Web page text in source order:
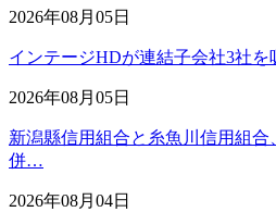
2026年08月05日
インテージHDが連結子会社3社を
2026年08月05日
新潟縣信用組合と糸魚川信用組合
併…
2026年08月04日